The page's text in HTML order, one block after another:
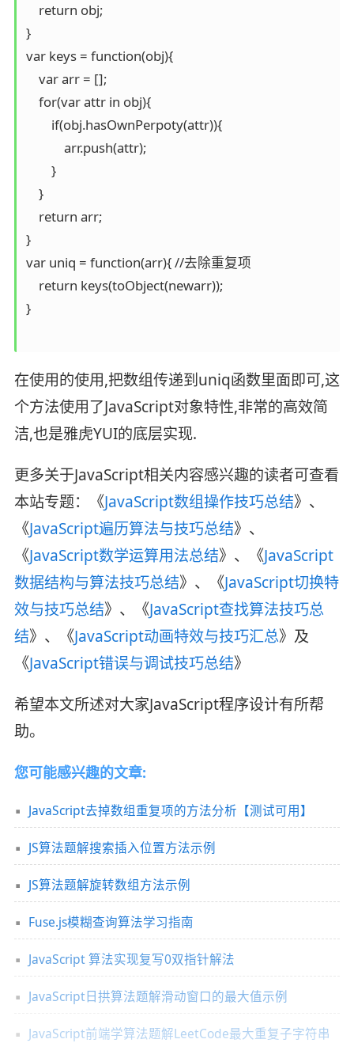
    return obj;
}
var keys = function(obj){
    var arr = [];
    for(var attr in obj){
        if(obj.hasOwnPerpoty(attr)){
            arr.push(attr);
        }
    }
    return arr;
}
var uniq = function(arr){ //去除重复项
    return keys(toObject(newarr));
}
在使用的使用,把数组传递到uniq函数里面即可,这
个方法使用了JavaScript对象特性,非常的高效简
洁,也是雅虎YUI的底层实现.
更多关于JavaScript相关内容感兴趣的读者可查看
本站专题：《JavaScript数组操作技巧总结》、
《JavaScript遍历算法与技巧总结》、
《JavaScript数学运算用法总结》、《JavaScript
数据结构与算法技巧总结》、《JavaScript切换特
效与技巧总结》、《JavaScript查找算法技巧总
结》、《JavaScript动画特效与技巧汇总》及
《JavaScript错误与调试技巧总结》
希望本文所述对大家JavaScript程序设计有所帮
助。
您可能感兴趣的文章:
JavaScript去掉数组重复项的方法分析【测试可用】
JS算法题解搜索插入位置方法示例
JS算法题解旋转数组方法示例
Fuse.js模糊查询算法学习指南
JavaScript 算法实现复写0双指针解法
JavaScript日拱算法题解滑动窗口的最大值示例
JavaScript前端学算法题解LeetCode最大重复子字符串